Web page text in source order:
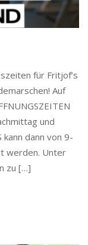
für Fritjof’s
Auf
und
kann dann von 9-
werden. Unter
zu […]